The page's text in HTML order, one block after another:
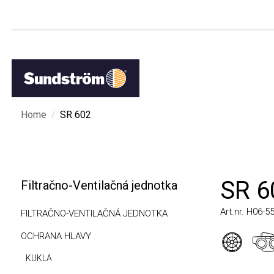
Home / SR 602
Filtračno-Ventilačná jednotka
FILTRAČNO-VENTILAČNÁ JEDNOTKA
OCHRANA HLAVY
KUKLA
SR
Art.nr. H06-5512